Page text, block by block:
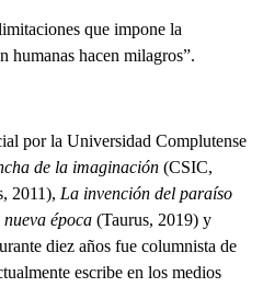
que impone la
humanas hacen milagros”.
por la Universidad Complutense
de la imaginación (CSIC,
2011), La invención del paraíso
época (Taurus, 2019) y
diez años fue columnista de
escribe en los medios